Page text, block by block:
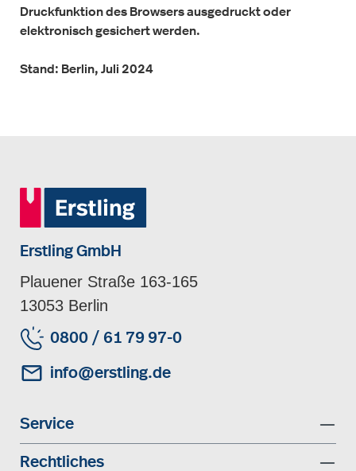
Druckfunktion des Browsers ausgedruckt oder
elektronisch gesichert werden.
Stand: Berlin, Juli 2024
Erstling GmbH
Plauener Straße 163-165
13053 Berlin
0800 / 61 79 97-0
info@erstling.de
Service
Rechtliches